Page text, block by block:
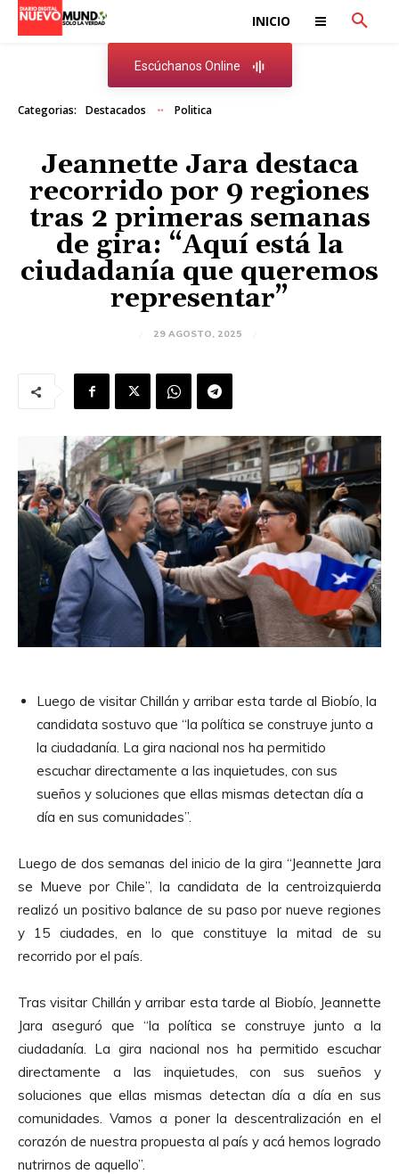
INICIO
Escúchanos Online
Categorias: Destacados Politica
Jeannette Jara destaca
recorrido por 9 regiones
tras 2 primeras semanas
de gira: “Aquí está la
ciudadanía que queremos
representar”
29 AGOSTO, 2025
Luego de visitar Chillán y arribar esta tarde al Biobío, la
candidata sostuvo que “la política se construye junto a
la ciudadanía. La gira nacional nos ha permitido
escuchar directamente a las inquietudes, con sus
sueños y soluciones que ellas mismas detectan día a
día en sus comunidades”.
Luego de dos semanas del inicio de la gira “Jeannette Jara
se Mueve por Chile”, la candidata de la centroizquierda
realizó un positivo balance de su paso por nueve regiones
y 15 ciudades, en lo que constituye la mitad de su
recorrido por el país.
Tras visitar Chillán y arribar esta tarde al Biobío, Jeannette
Jara aseguró que “la política se construye junto a la
ciudadanía. La gira nacional nos ha permitido escuchar
directamente a las inquietudes, con sus sueños y
soluciones que ellas mismas detectan día a día en sus
comunidades. Vamos a poner la descentralización en el
corazón de nuestra propuesta al país y acá hemos logrado
nutrirnos de aquello”.